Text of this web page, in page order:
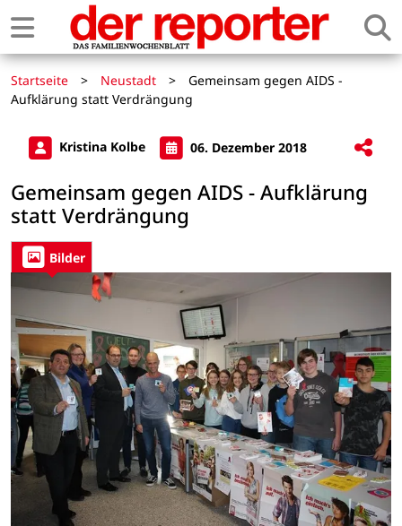
Startseite > Neustadt >
Gemeinsam gegen AIDS -
Aufklärung statt Verdrängung
Kristina Kolbe 06. Dezember 2018
Gemeinsam gegen AIDS - Aufklärung
statt Verdrängung
Bilder